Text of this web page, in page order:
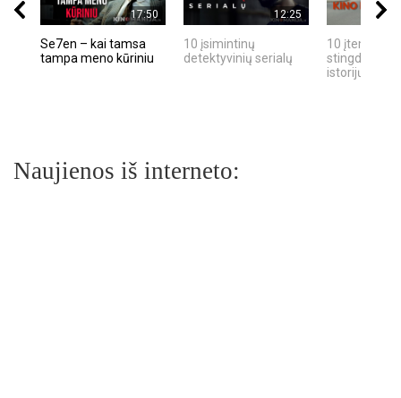
17:50
Se7en – kai tamsa
tampa meno kūriniu
12:25
10 įsimintinų
detektyvinių serialų
10 įtemptų,
stingdančių
istorijų
Naujienos iš interneto: